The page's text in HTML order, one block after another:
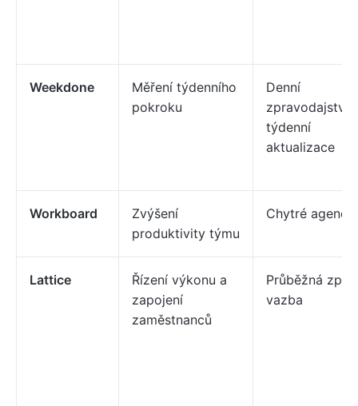
Weekdone
Měření týdenního
pokroku
Denní
zpravodajství
týdenní
aktualizace
Workboard
Zvýšení
produktivity týmu
Chytré agendy
Lattice
Řízení výkonu a
zapojení
zaměstnanců
Průběžná
vazba